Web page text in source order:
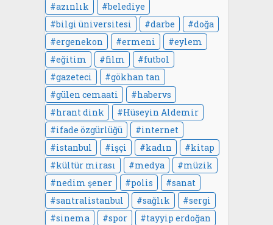
azınlık
belediye
bilgi üniversitesi
darbe
doğa
ergenekon
ermeni
eylem
eğitim
film
futbol
gazeteci
gökhan tan
gülen cemaati
habervs
hrant dink
Hüseyin Aldemir
ifade özgürlüğü
internet
istanbul
işçi kadın
kitap
kültür mirası
medya
müzik
nedim şener
polis
sanat
santralistanbul
sağlık
sergi
sinema
spor
tayyip erdoğan